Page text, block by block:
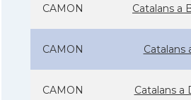
CAMON Catalans a
CAMON Catalans
CAMON Catalans a